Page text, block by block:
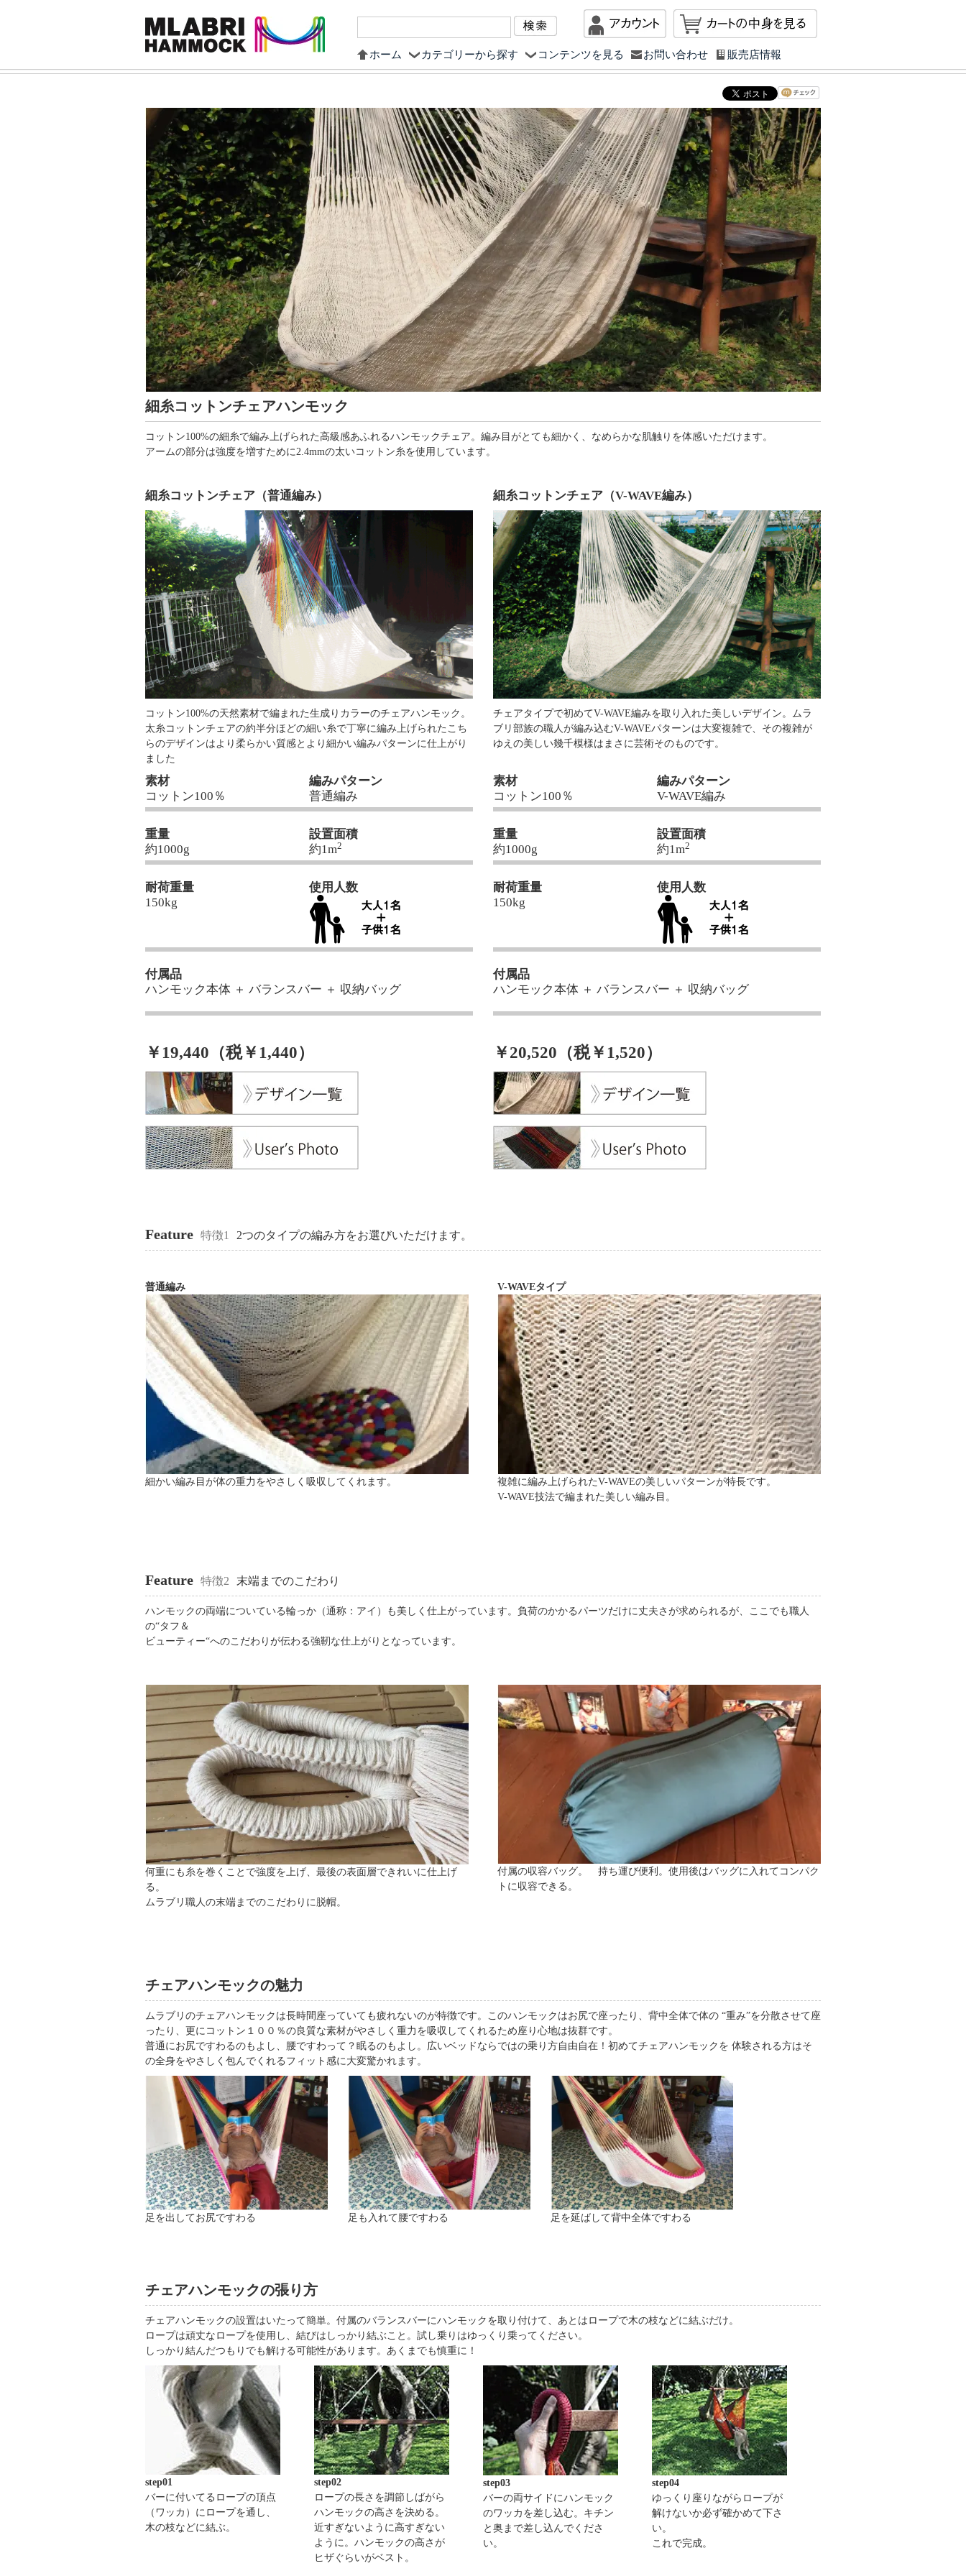
マイアカウント
ホーム カテゴリーから探す コンテンツを見る お問い合わせ 販売店情報
細糸コットンチェアハンモック
コットン100%の細糸で編み上げられた高級感あふれるハンモックチェア。編み目がとても細かく、なめらかな肌触りを体感いただけます。
アームの部分は強度を増すために2.4mmの太いコットン糸を使用しています。
細糸コットンチェア（普通編み）
コットン100%の天然素材で編まれた生成りカラーのチェアハンモック。
太糸コットンチェアの約半分ほどの細い糸で丁寧に編み上げられたこち
らのデザインはより柔らかい質感とより細かい編みパターンに仕上がり
ました
素材
コットン100％
編みパターン
普通編み
重量
約1000g
設置面積
約1m2
耐荷重量
150kg
使用人数
付属品
ハンモック本体 ＋ バランスバー ＋ 収納バッグ
￥19,440（税￥1,440）
細糸コットンチェア（V-WAVE編み）
チェアタイプで初めてV-WAVE編みを取り入れた美しいデザイン。ムラ
ブリ部族の職人が編み込むV-WAVEパターンは大変複雑で、その複雑が
ゆえの美しい幾千模様はまさに芸術そのものです。
素材
コットン100％
編みパターン
V-WAVE編み
重量
約1000g
設置面積
約1m2
耐荷重量
150kg
使用人数
付属品
ハンモック本体 ＋ バランスバー ＋ 収納バッグ
￥20,520（税￥1,520）
Feature 特徴1 2つのタイプの編み方をお選びいただけます。
普通編み
細かい編み目が体の重力をやさしく吸収してくれます。
V-WAVEタイプ
複雑に編み上げられたV-WAVEの美しいパターンが特長です。
V-WAVE技法で編まれた美しい編み目。
Feature 特徴2 末端までのこだわり
ハンモックの両端についている輪っか（通称：アイ）も美しく仕上がっています。負荷のかかるパーツだけに丈夫さが求められるが、ここでも職人
の“タフ＆
ビューティー“へのこだわりが伝わる強靭な仕上がりとなっています。
何重にも糸を巻くことで強度を上げ、最後の表面層できれいに仕上げ
る。
ムラブリ職人の末端までのこだわりに脱帽。
付属の収容バッグ。 持ち運び便利。使用後はバッグに入れてコンパク
トに収容できる。
チェアハンモックの魅力
ムラブリのチェアハンモックは長時間座っていても疲れないのが特徴です。このハンモックはお尻で座ったり、背中全体で体の “重み”を分散させて座
ったり、更にコットン１００％の良質な素材がやさしく重力を吸収してくれるため座り心地は抜群です。
普通にお尻ですわるのもよし、腰ですわって？眠るのもよし。広いベッドならではの乗り方自由自在！初めてチェアハンモックを 体験される方はそ
の全身をやさしく包んでくれるフィット感に大変驚かれます。
足を出してお尻ですわる 足も入れて腰ですわる 足を延ばして背中全体ですわる
チェアハンモックの張り方
チェアハンモックの設置はいたって簡単。付属のバランスバーにハンモックを取り付けて、あとはロープで木の枝などに結ぶだけ。
ロープは頑丈なロープを使用し、結びはしっかり結ぶこと。試し乗りはゆっくり乗ってください。
しっかり結んだつもりでも解ける可能性があります。あくまでも慎重に！
step01
バーに付いてるロープの頂点
（ワッカ）にロープを通し、
木の枝などに結ぶ。
step02
ロープの長さを調節しばがら
ハンモックの高さを決める。
近すぎないように高すぎない
ように。ハンモックの高さが
ヒザぐらいがベスト。
step03
バーの両サイドにハンモック
のワッカを差し込む。キチン
と奥まで差し込んでくださ
い。
step04
ゆっくり座りながらロープが
解けないか必ず確かめて下さ
い。
これで完成。